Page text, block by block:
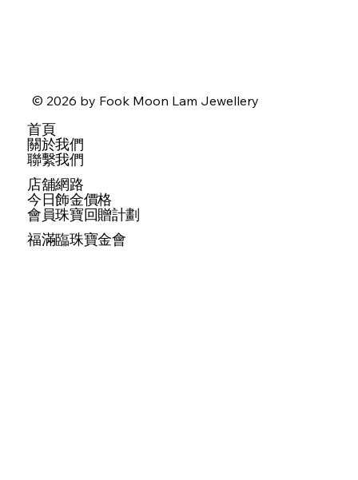
© 2026 by Fook Moon Lam Jewellery
首頁
關於我們
聯繫我們
店舖網路
今日飾金價格
會員珠寶回贈計劃
福滿臨珠寶金會